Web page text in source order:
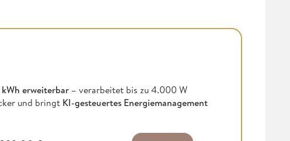
kWh erweiterbar – verarbeitet bis zu 4.000 W
und bringt KI-gesteuertes Energiemanagement